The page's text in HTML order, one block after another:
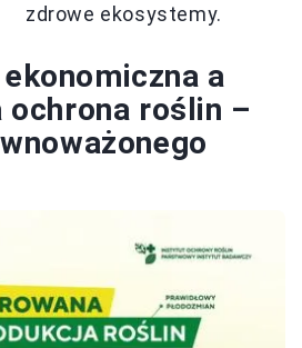
zdrowe ekosystemy.
a
ochrona roślin –